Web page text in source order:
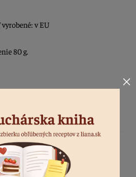
v EU
80 g.
produkty